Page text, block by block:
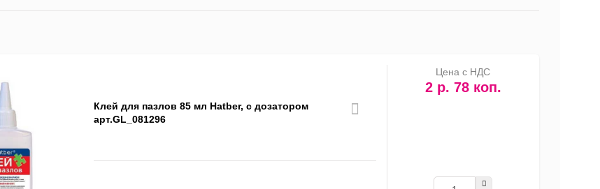
Клей для пазлов 85 мл Hatber, с дозатором
арт.GL_081296
Цена с НДС
2 р. 78 коп.